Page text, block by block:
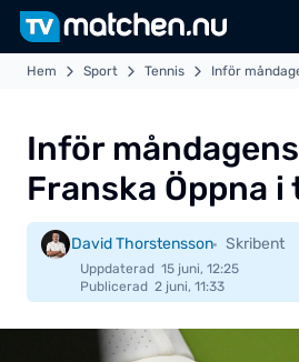
Hem Sport Tennis Inför
Inför
Franska Öppna i
David Thorstensson Skribent
Uppdaterad 15 juni, 12:25
Publicerad 2 juni, 11:33